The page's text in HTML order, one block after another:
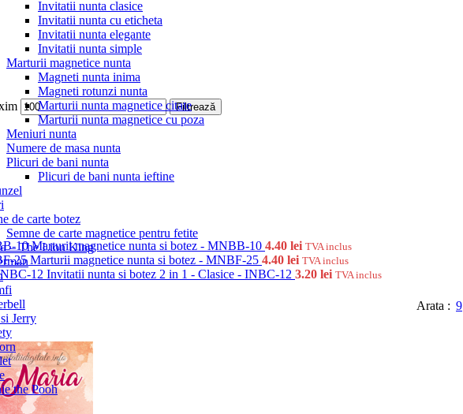
Invitatii nunta clasice
Invitatii nunta cu eticheta
Invitatii nunta elegante
Invitatii nunta simple
Marturii magnetice nunta
Magneti nunta inima
Magneti rotunzi nunta
Marturii nunta magnetice citate
Marturii nunta magnetice cu poza
Meniuri nunta
Numere de masa nunta
Plicuri de bani nunta
Plicuri de bani nunta ieftine
de carte botez
Semne de carte magnetice pentru fetite
– The Lion King
Jerry
the Pooh
Filtrează
Marturii magnetice nunta si botez - MNBB-10 4.40 lei TVA inclus
Marturii magnetice nunta si botez - MNBF-25 4.40 lei TVA inclus
Invitatii nunta si botez 2 in 1 - Clasice - INBC-12 3.20 lei TVA inclus
Arata 9